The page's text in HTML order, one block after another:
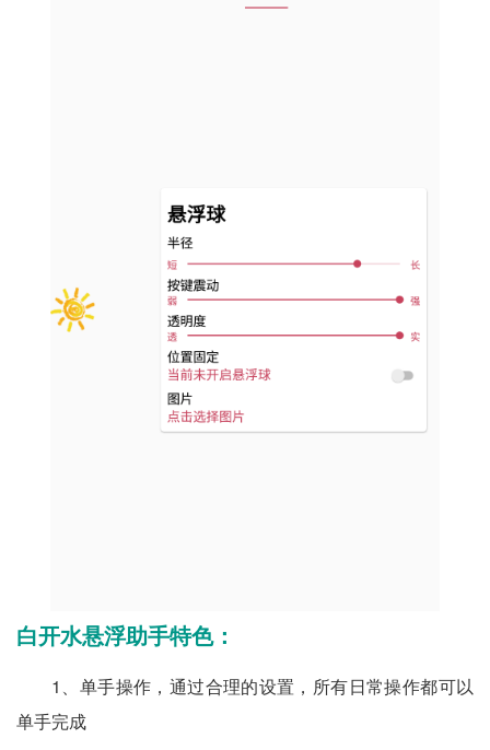
白开水悬浮助手特色：
1、单手操作，通过合理的设置，所有日常操作都可以
单手完成